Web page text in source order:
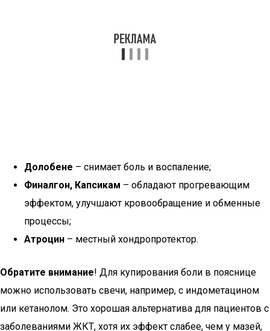
Долобене – снимает боль и воспаление;
Финалгон, Капсикам – обладают прогревающим
эффектом, улучшают кровообращение и обменные
процессы;
Атроцин – местный хондропротектор.
Обратите внимание! Для купирования боли в пояснице
можно использовать свечи, например, с индометацином
или кетанолом. Это хорошая альтернатива для пациентов с
заболеваниями ЖКТ, хотя их эффект слабее, чем у мазей,